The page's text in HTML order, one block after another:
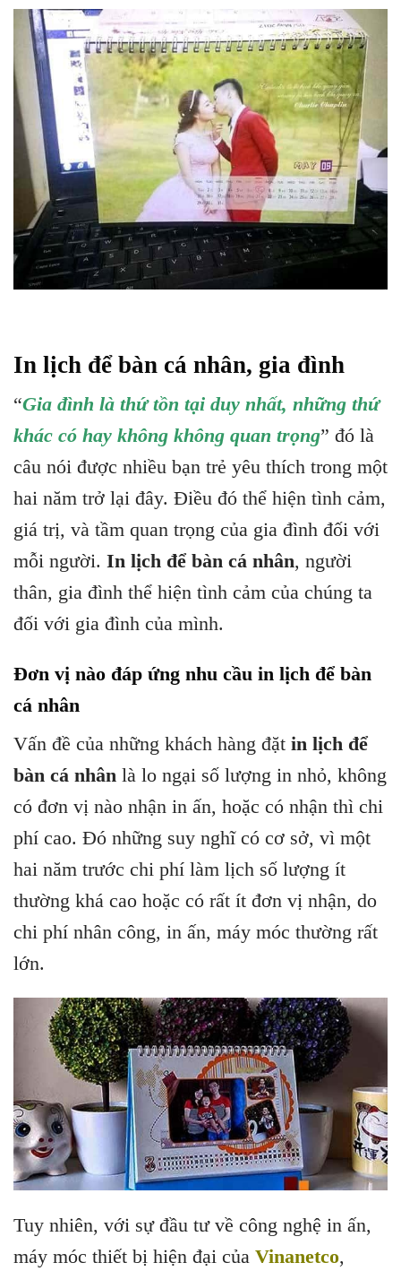
In lịch để bàn cá nhân, gia đình
“Gia đình là thứ tồn tại duy nhất, những thứ
khác có hay không không quan trọng” đó là
câu nói được nhiều bạn trẻ yêu thích trong một
hai năm trở lại đây. Điều đó thể hiện tình cảm,
giá trị, và tầm quan trọng của gia đình đối với
mỗi người. In lịch để bàn cá nhân, người
thân, gia đình thể hiện tình cảm của chúng ta
đối với gia đình của mình.
Đơn vị nào đáp ứng nhu cầu in lịch để bàn
cá nhân
Vấn đề của những khách hàng đặt in lịch để
bàn cá nhân là lo ngại số lượng in nhỏ, không
có đơn vị nào nhận in ấn, hoặc có nhận thì chi
phí cao. Đó những suy nghĩ có cơ sở, vì một
hai năm trước chi phí làm lịch số lượng ít
thường khá cao hoặc có rất ít đơn vị nhận, do
chi phí nhân công, in ấn, máy móc thường rất
lớn.
Tuy nhiên, với sự đầu tư về công nghệ in ấn,
máy móc thiết bị hiện đại của Vinanetco,